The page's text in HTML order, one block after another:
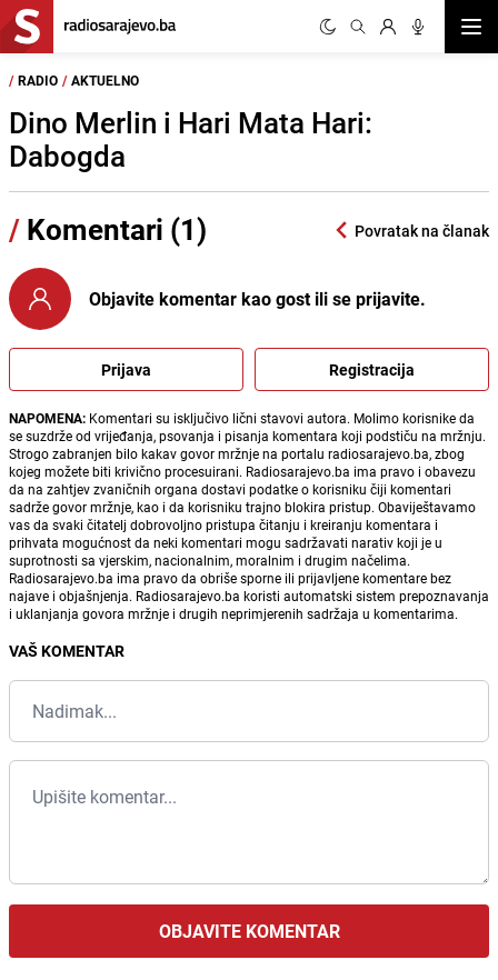
/ RADIO / AKTUELNO
Dino Merlin i Hari Mata Hari:
Dabogda
/ Komentari (1) Povratak na članak
Objavite komentar kao gost ili se prijavite.
Prijava Registracija
NAPOMENA: Komentari su isključivo lični stavovi autora. Molimo korisnike da
se suzdrže od vrijeđanja, psovanja i pisanja komentara koji podstiču na mržnju.
Strogo zabranjen bilo kakav govor mržnje na portalu radiosarajevo.ba, zbog
kojeg možete biti krivično procesuirani. Radiosarajevo.ba ima pravo i obavezu
da na zahtjev zvaničnih organa dostavi podatke o korisniku čiji komentari
sadrže govor mržnje, kao i da korisniku trajno blokira pristup. Obaviještavamo
vas da svaki čitatelj dobrovoljno pristupa čitanju i kreiranju komentara i
prihvata mogućnost da neki komentari mogu sadržavati narativ koji je u
suprotnosti sa vjerskim, nacionalnim, moralnim i drugim načelima.
Radiosarajevo.ba ima pravo da obriše sporne ili prijavljene komentare bez
najave i objašnjenja. Radiosarajevo.ba koristi automatski sistem prepoznavanja
i uklanjanja govora mržnje i drugih neprimjerenih sadržaja u komentarima.
VAŠ KOMENTAR
OBJAVITE KOMENTAR